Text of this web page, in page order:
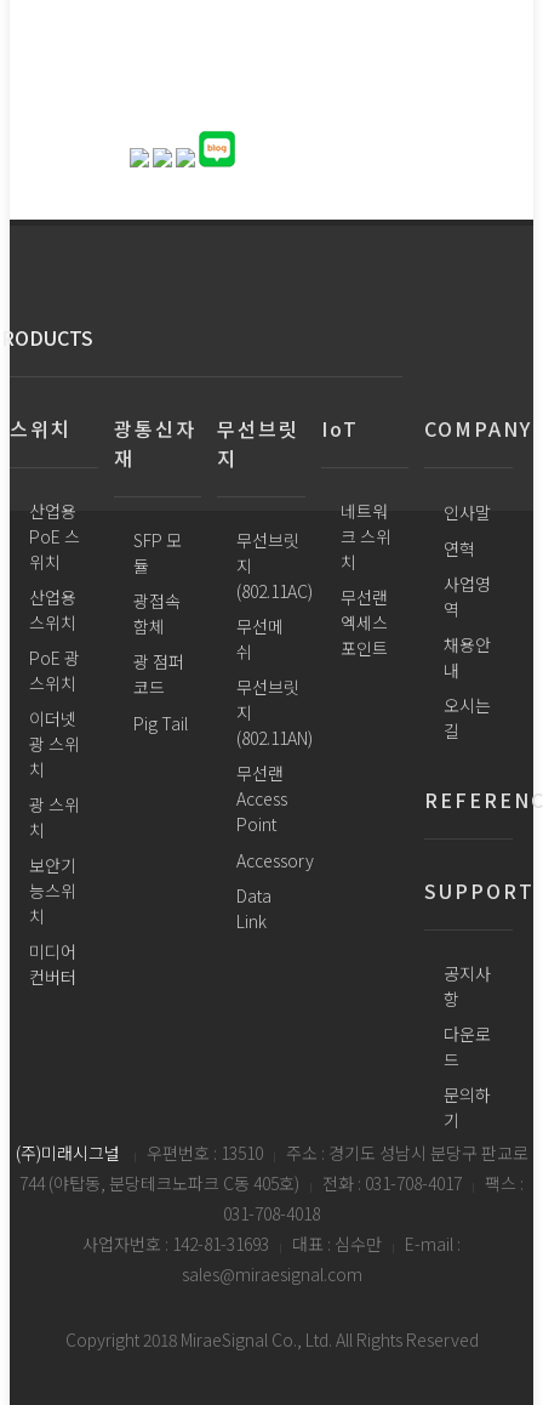
스위치
산업용
PoE 스
위치
산업용
스위치
PoE 광
스위치
이더넷
광 스위
치
광 스위
치
보안기
능스위
치
미디어
컨버터
광통신자
재
SFP 모
듈
광접속
함체
광 점퍼
코드
Pig Tail
무선브릿
지
무선브릿
지
(802.11AC)
무선메
쉬
무선브릿
지
(802.11AN)
무선랜
Access
Point
Accessory
Data
Link
IoT
네트워
크 스위
치
무선랜
엑세스
포인트
COMPANY
인사말
연혁
사업영
역
채용안
내
오시는
길
SUPPORT
공지사
항
다운로
드
문의하
기
(주)미래시그널
우편번호 : 13510
주소 : 경기도 성남시 분당구 판교로
744 (야탑동, 분당테크노파크 C동 405호)
전화 : 031-708-4017
팩스 :
031-708-4018
사업자번호 : 142-81-31693
대표 : 심수만
E-mail :
sales@miraesignal.com
Copyright 2018 MiraeSignal Co., Ltd. All Rights Reserved